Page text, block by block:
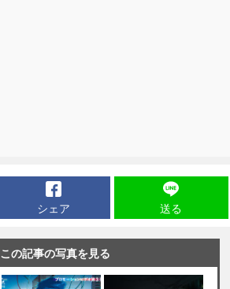
シェア 送る
この記事の写真を見る